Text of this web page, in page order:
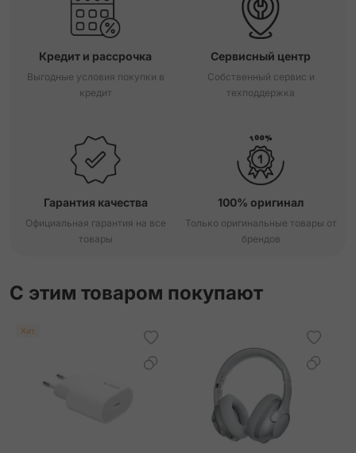
Кредит и рассрочка
Выгодные условия покупки в
кредит
Сервисный центр
Собственный сервис и
техподдержка
Гарантия качества
Официальная гарантия на все
товары
100% оригинал
Только оригинальные товары от
брендов
С этим товаром покупают
Хит